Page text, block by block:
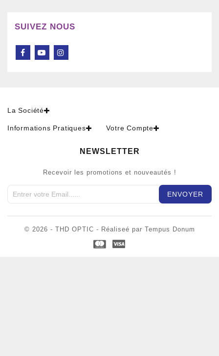
SUIVEZ NOUS
La Société
Informations Pratiques Votre Compte
NEWSLETTER
Recevoir les promotions et nouveautés !
© 2026 - THD OPTIC - Réaliseé par Tempus Donum